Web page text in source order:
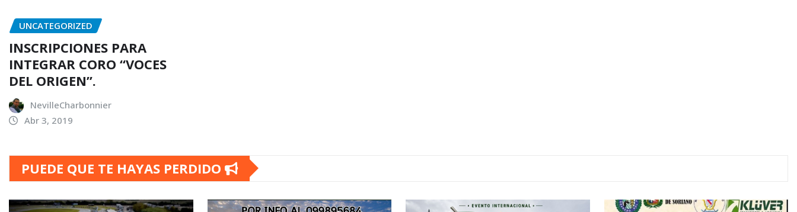
UNCATEGORIZED
INSCRIPCIONES PARA
INTEGRAR CORO “VOCES
DEL ORIGEN”.
NevilleCharbonnier
Abr 3, 2019
PUEDE QUE TE HAYAS PERDIDO